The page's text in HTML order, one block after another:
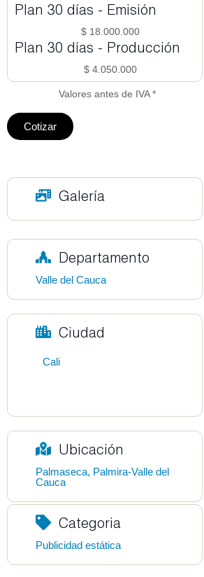
Plan 30 días - Emisión
$ 18.000.000
Plan 30 días - Producción
$ 4.050.000
Valores antes de IVA *
Cotizar
Galería
Departamento
Valle del Cauca
Ciudad
Cali
Ubicación
Palmaseca, Palmira-Valle del
Cauca
Categoria
Publicidad estática